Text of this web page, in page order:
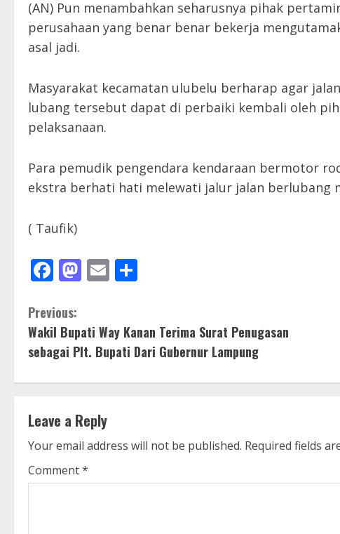
(AN) Pun menambahkan seharusnya pihak
perusahaan yang benar benar bekerja
asal jadi.
Masyarakat kecamatan ulubelu berharap agar
lubang tersebut dapat di perbaiki kembali oleh
pelaksanaan.
Para pemudik pengendara kendaraan bermotor
ekstra berhati hati melewati jalur jalan berlubang
( Taufik)
Facebook
Mastodon
Email
C
o
n
i
n
u
Previous:
Wakil Bupati Way Kanan Terima Surat Penugasan
sebagai Plt. Bupati Dari Gubernur Lampung
Leave a Reply
Your email address will not be published. Required fields
Comment*